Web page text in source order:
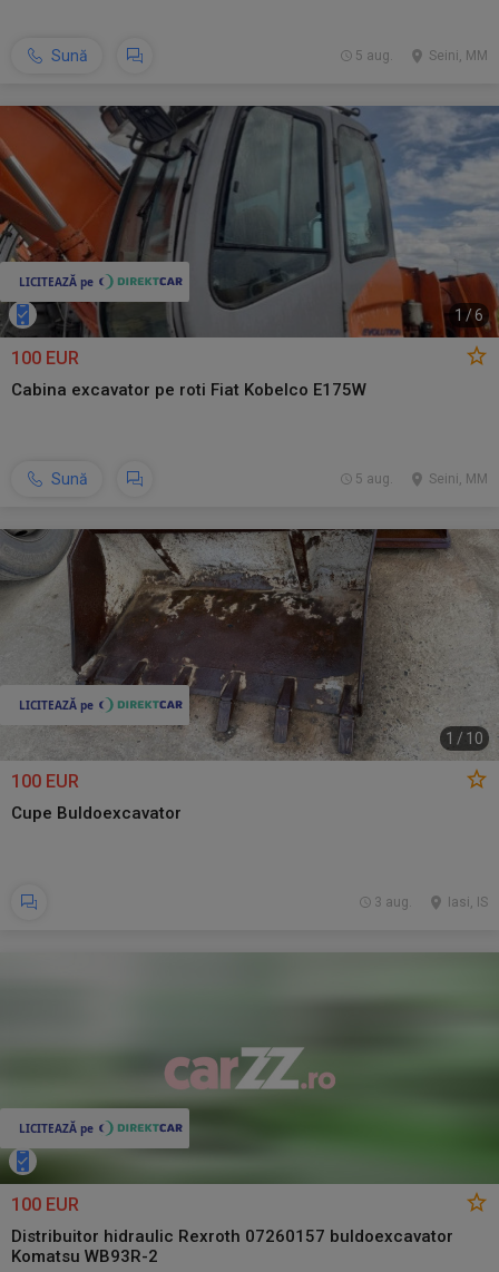
Sună Seini, MM
5 aug.
1 /6
100 EUR
Cabina excavator pe roti Fiat Kobelco E175W
Sună Seini, MM
5 aug.
1 / 10
100 EUR
Cupe Buldoexcavator
Iasi, IS
3 aug.
100 EUR
Distribuitor hidraulic Rexroth 07260157 buldoexcavator
Komatsu WB93R-2